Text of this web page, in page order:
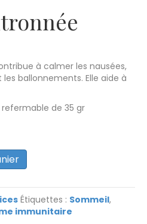
à calmer les nausées,
ballonnements. Elle aide à
de 35 gr
A
l
e
r
n
Étiquettes : Sommeil,
immunitaire